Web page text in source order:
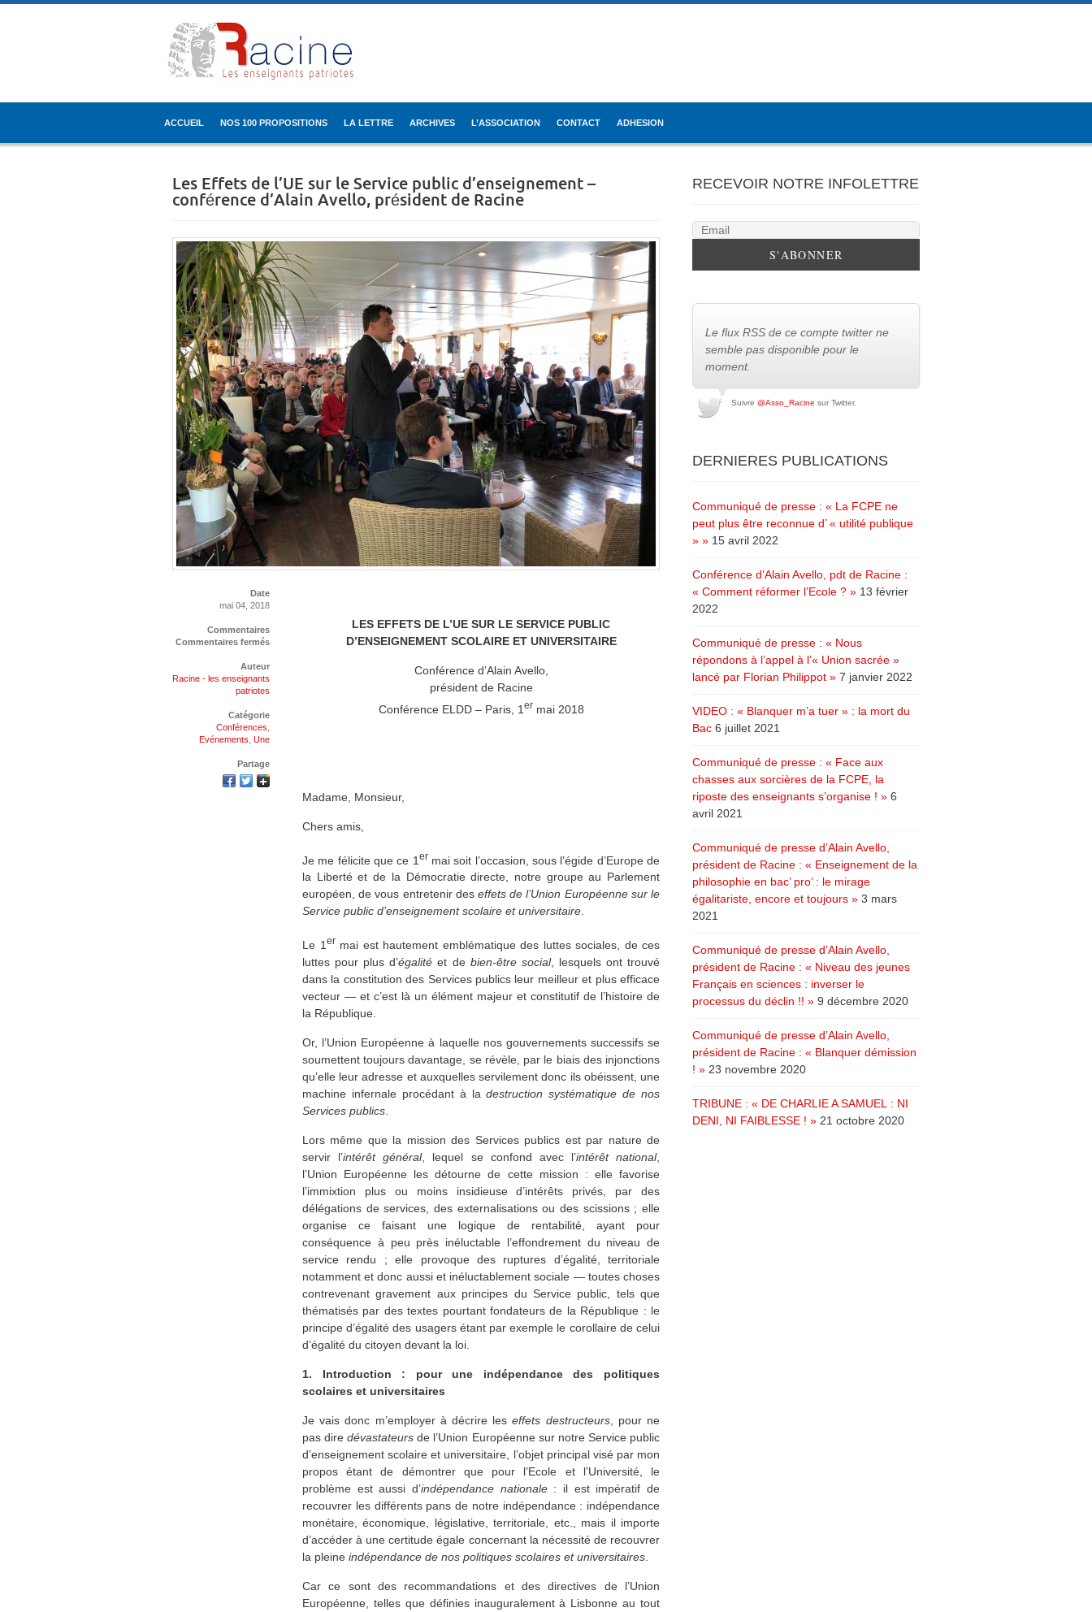
ACCUEIL NOS 100 PROPOSITIONS LA LETTRE ARCHIVES L’ASSOCIATION CONTACT ADHESION
Les Effets de l’UE sur le Service public d’enseignement –
conférence d’Alain Avello, président de Racine
Date
mai 04, 2018
Commentaires
Commentaires fermés
Auteur
Racine - les enseignants
patriotes
Catégorie
Conférences
Evénements Une
Partage
LES EFFETS DE L’UE SUR LE SERVICE PUBLIC
D’ENSEIGNEMENT SCOLAIRE ET UNIVERSITAIRE
Conférence d’Alain Avello,
président de Racine
Conférence ELDD – Paris, 1 er mai 2018
Madame, Monsieur,
Chers amis,
Je me félicite que ce 1 er mai soit l’occasion, sous l’égide d’Europe de
la Liberté et de la Démocratie directe, notre groupe au Parlement
européen, de vous entretenir des effets de l’Union Européenne sur le
Service public d’enseignement scolaire et universitaire.
Le 1 er mai est hautement emblématique des luttes sociales, de ces
luttes pour plus d’égalité et de bien-être social, lesquels ont trouvé
dans la constitution des Services publics leur meilleur et plus efficace
vecteur — et c’est là un élément majeur et constitutif de l’histoire de
la République.
Or, l’Union Européenne à laquelle nos gouvernements successifs se
soumettent toujours davantage, se révèle, par le biais des injonctions
qu’elle leur adresse et auxquelles servilement donc ils obéissent, une
machine infernale procédant à ladestruction systématique de nos
Services publics
Lors même que la mission des Services publics est par nature de
servir l’intérêt général, lequel se confond avec l’intérêt national,
l’Union Européenne les détourne de cette mission : elle favorise
l’immixtion plus ou moins insidieuse d’intérêts privés, par des
délégations de services, des externalisations ou des scissions ; elle
organise ce faisant une logique de rentabilité, ayant pour
conséquence à peu près inéluctable l’effondrement du niveau de
service rendu ; elle provoque des ruptures d’égalité, territoriale
notamment et donc aussi et inéluctablement sociale — toutes choses
contrevenant gravement aux principes du Service public, tels que
thématisés par des textes pourtant fondateurs de la République : le
principe d’égalité des usagers étant par exemple le corollaire de celui
d’égalité du citoyen devant la loi.
1. Introduction : pour une indépendance des politiques
scolaires et universitaires
Je vais donc m’employer à décrire leseffets destructeurs, pour ne
pas diredévastateurs de l’Union Européenne sur notre Service public
d’enseignement scolaire et universitaire, l’objet principal visé par mon
propos étant de démontrer que pour l’Ecole et l’Université, le
problème est aussi d’indépendance nationale : il est impératif de
recouvrer les différents pans de notre indépendance : indépendance
monétaire, économique, législative, territoriale, etc., mais il importe
d’accéder à une certitude égale concernant la nécessité de recouvrer
la pleine indépendance de nos politiques scolaires et universitaires
Car ce sont des recommandations et des directives de l’Union
Européenne, telles que définies inauguralement à Lisbonne au tout
RECEVOIR NOTRE INFOLETTRE
Le flux RSS de ce compte twitter ne
semble pas disponible pour le
moment.
Suivre @Asso_Racine sur Twitter.
DERNIERES PUBLICATIONS
Communiqué de presse : « La FCPE ne
peut plus être reconnue d’ « utilité publique
» » 15 avril 2022
Conférence d’Alain Avello, pdt de Racine :
« Comment réformer l’Ecole ? » 13 février
2022
Communiqué de presse : « Nous
répondons à l’appel à l’« Union sacrée »
lancé par Florian Philippot » 7 janvier 2022
VIDEO : « Blanquer m’a tuer » : la mort du
Bac 6 juillet 2021
Communiqué de presse : « Face aux
chasses aux sorcières de la FCPE, la
riposte des enseignants s’organise ! » 6
avril 2021
Communiqué de presse d’Alain Avello,
président de Racine : « Enseignement de la
philosophie en bac’ pro’ : le mirage
égalitariste, encore et toujours » 3 mars
2021
Communiqué de presse d’Alain Avello,
président de Racine : « Niveau des jeunes
Français en sciences : inverser le
processus du déclin !! » 9 décembre 2020
Communiqué de presse d’Alain Avello,
président de Racine : « Blanquer démission
! » 23 novembre 2020
TRIBUNE : « DE CHARLIE A SAMUEL : NI
DENI, NI FAIBLESSE ! » 21 octobre 2020